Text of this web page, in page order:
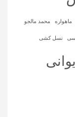
ماهواره‌ محمد مالجو
نسل کشی